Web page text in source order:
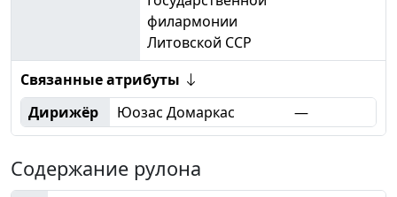
филармонии
Литовской ССР
Связанные атрибуты
Дирижёр
Юозас Домаркас —
Содержание рулона